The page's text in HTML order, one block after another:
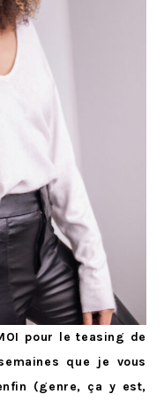
pour le teasing de
que je vous
(genre, ça y est,